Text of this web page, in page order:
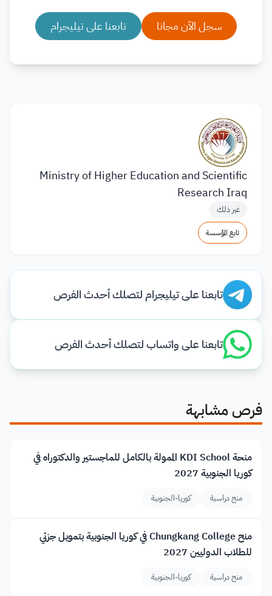
سجل الآن مجانا تابعنا على تيليجرام
Ministry of Higher Education and Scientific
Research Iraq
غير ذلك
تابع المؤسسة
تابعنا على تيليجرام لتصلك أحدث الفرص
تابعنا على واتساب لتصلك أحدث الفرص
فرص مشابهة
منحة KDI School الممولة بالكامل للماجستير والدكتوراه في
كوريا الجنوبية 2027
منح دراسية كوريا-الجنوبية
منح Chungkang College في كوريا الجنوبية بتمويل جزئي
للطلاب الدوليين 2027
منح دراسية كوريا-الجنوبية